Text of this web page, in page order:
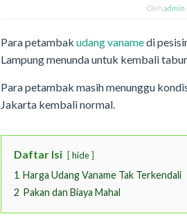
Oleh admin
Para petambak udang vanamedi
Lampung menunda untuk kembali
Para petambak masih menunggu
Jakarta kembali normal.
Daftar Isi hide
1 Harga Udang Vaname Tak Terkendali
2 Pakan dan Biaya Mahal